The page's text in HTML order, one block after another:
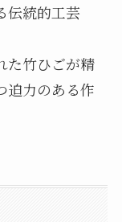
伝統的工芸
た竹ひごが精
迫力のある作